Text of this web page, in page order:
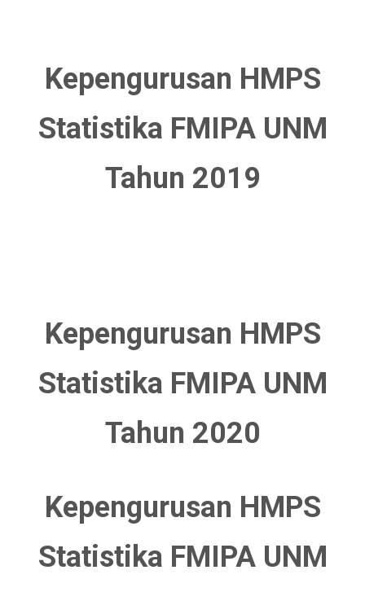
Kepengurusan HMPS
Statistika FMIPA UNM
Tahun 2019
Kepengurusan HMPS
Statistika FMIPA UNM
Tahun 2020
Kepengurusan HMPS
Statistika FMIPA UNM